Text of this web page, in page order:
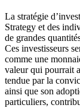
La stratégie
Strategy et des
de grandes
Ces investisseurs
comme une
valeur qui pourrait
tendue par la
ainsi que son
particuliers,